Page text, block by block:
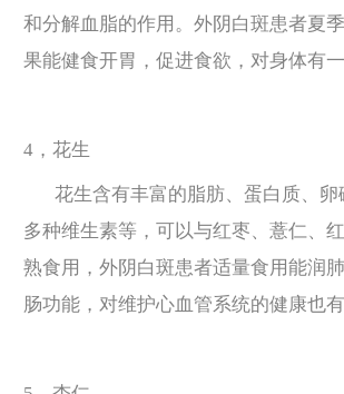
和分解血脂的作用。外阴白斑患者夏
果能健食开胃，促进食欲，对身体有一
4，花生
花生含有丰富的脂肪、蛋白质、卵
多种维生素等，可以与红枣、薏仁、
熟食用，外阴白斑患者适量食用能润
肠功能，对维护心血管系统的健康也有